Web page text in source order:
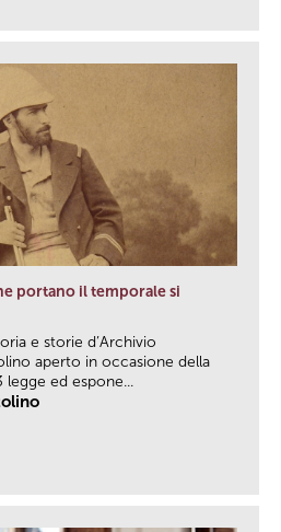
portano il temporale si
e storie d’Archivio
aperto in occasione della
ed espone...